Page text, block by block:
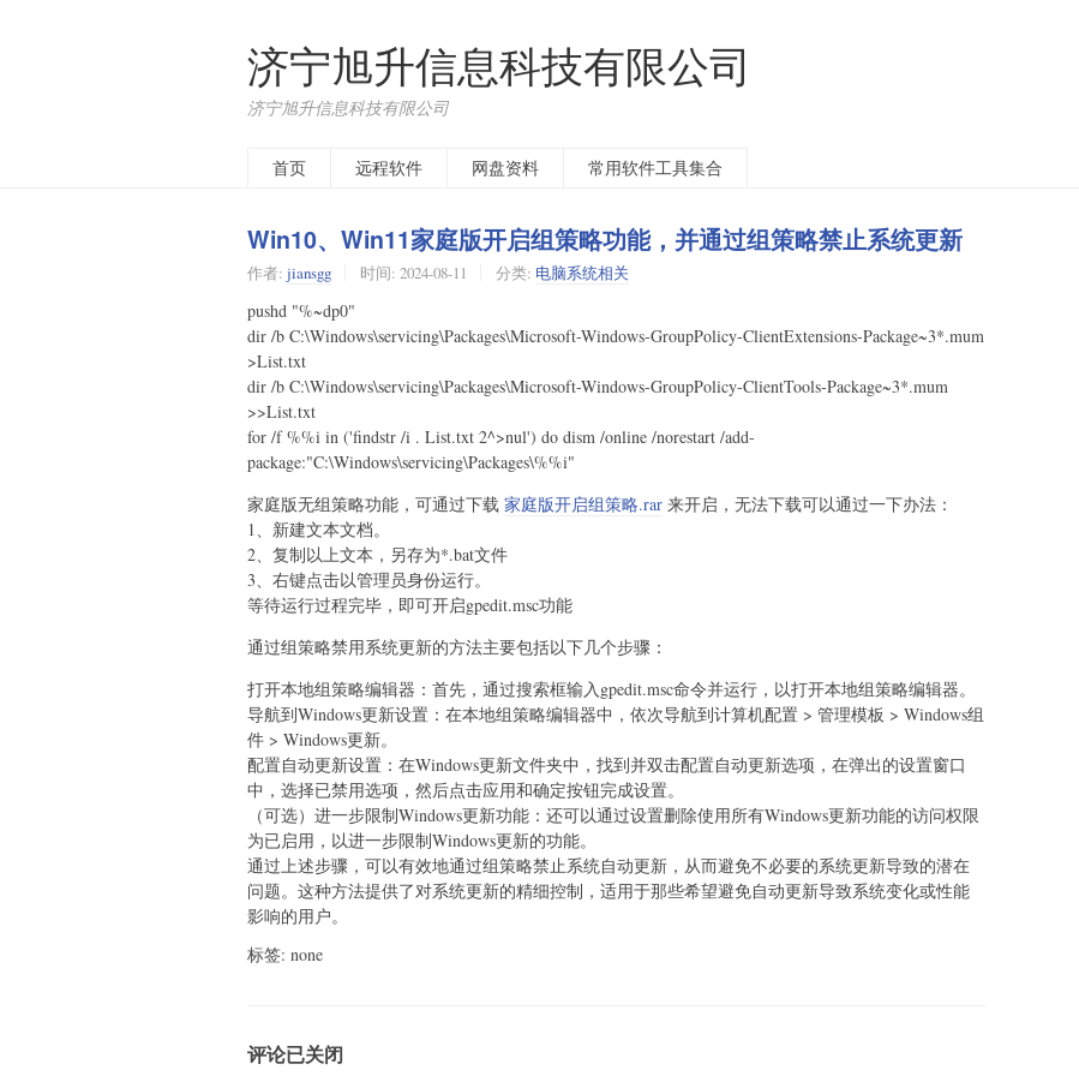
济宁旭升信息科技有限公司
济宁旭升信息科技有限公司
首页
远程软件 网盘资料 常用软件工具集合
Win10、Win11家庭版开启组策略功能，并通过组策略禁止系统更新
作者: jiansgg 时间: 2024-08-11 分类: 电脑系统相关
pushd "%~dp0"
dir /b C:\Windows\servicing\Packages\Microsoft-Windows-GroupPolicy-ClientExtensions-Package~3*.mum
>List.txt
dir /b C:\Windows\servicing\Packages\Microsoft-Windows-GroupPolicy-ClientTools-Package~3*.mum
>>List.txt
for /f %%i in ('findstr /i . List.txt 2^>nul') do dism /online /norestart /add-
package:"C:\Windows\servicing\Packages\%%i"
家庭版无组策略功能，可通过下载 家庭版开启组策略.rar 来开启，无法下载可以通过一下办法：
1、新建文本文档。
2、复制以上文本，另存为*.bat文件
3、右键点击以管理员身份运行。
等待运行过程完毕，即可开启gpedit.msc功能
通过组策略禁用系统更新的方法主要包括以下几个步骤：‌
打开本地组策略编辑器：‌首先，‌通过搜索框输入gpedit.msc命令并运行，‌以打开本地组策略编辑器。‌
导航到Windows更新设置：‌在本地组策略编辑器中，‌依次导航到计算机配置 > 管理模板 > Windows组
件 > Windows更新。‌
配置自动更新设置：‌在Windows更新文件夹中，‌找到并双击配置自动更新选项，‌在弹出的设置窗口
中，‌选择已禁用选项，‌然后点击应用和确定按钮完成设置。‌
（‌可选）‌进一步限制Windows更新功能：‌还可以通过设置删除使用所有Windows更新功能的访问权限
为已启用，‌以进一步限制Windows更新的功能。‌
通过上述步骤，‌可以有效地通过组策略禁止系统自动更新，‌从而避免不必要的系统更新导致的潜在
问题。‌这种方法提供了对系统更新的精细控制，‌适用于那些希望避免自动更新导致系统变化或性能
影响的用户。‌
标签: none
评论已关闭